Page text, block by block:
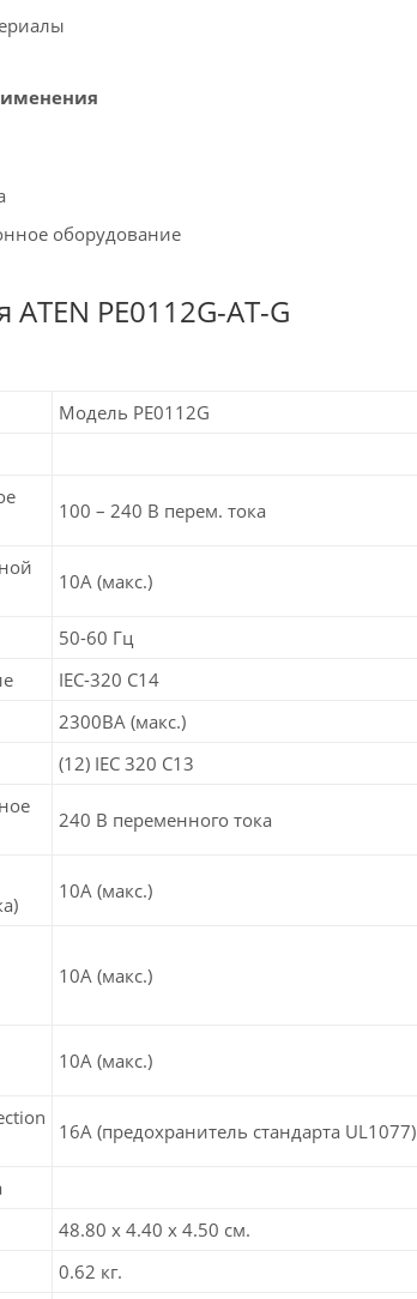
оборудование
PE0112G-AT-G
Модель PE0112G
100 – 240 В перем. тока
10A (макс.)
50-60 Гц
IEC-320 C14
2300ВА (макс.)
(12) IEC 320 C13
240 В переменного тока
10A (макс.)
10A (макс.)
10A (макс.)
16A (предохранитель стандарта UL1077)
48.80 x 4.40 x 4.50 см.
0.62 кг.